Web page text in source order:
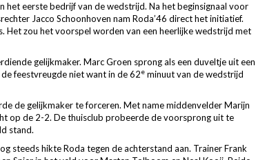
het eerste bedrijf van de wedstrijd. Na het beginsignaal voor
Jacco Schoonhoven nam Roda’46 direct het initiatief.
Het zou het voorspel worden van een heerlijke wedstrijd met
gelijkmaker. Marc Groen sprong als een duveltje uit een
feestvreugde niet want in de 62e minuut van de wedstrijd
de gelijkmaker te forceren. Met name middenvelder Marijn
op de 2-2. De thuisclub probeerde de voorsprong uit te
stand.
steeds hikte Roda tegen de achterstand aan. Trainer Frank